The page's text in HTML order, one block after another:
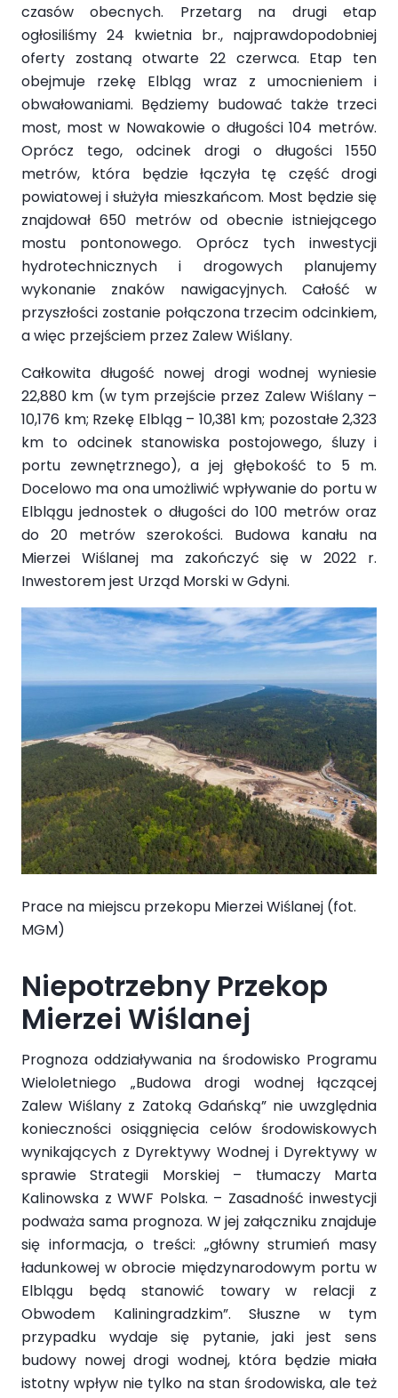
czasów obecnych. Przetarg na drugi etap
ogłosiliśmy 24 kwietnia br., najprawdopodobniej
oferty zostaną otwarte 22 czerwca. Etap ten
obejmuje rzekę Elbląg wraz z umocnieniem i
obwałowaniami. Będziemy budować także trzeci
most, most w Nowakowie o długości 104 metrów.
Oprócz tego, odcinek drogi o długości 1550
metrów, która będzie łączyła tę część drogi
powiatowej i służyła mieszkańcom. Most będzie się
znajdował 650 metrów od obecnie istniejącego
mostu pontonowego. Oprócz tych inwestycji
hydrotechnicznych i drogowych planujemy
wykonanie znaków nawigacyjnych. Całość w
przyszłości zostanie połączona trzecim odcinkiem,
a więc przejściem przez Zalew Wiślany.
Całkowita długość nowej drogi wodnej wyniesie
22,880 km (w tym przejście przez Zalew Wiślany –
10,176 km; Rzekę Elbląg – 10,381 km; pozostałe 2,323
km to odcinek stanowiska postojowego, śluzy i
portu zewnętrznego), a jej głębokość to 5 m.
Docelowo ma ona umożliwić wpływanie do portu w
Elblągu jednostek o długości do 100 metrów oraz
do 20 metrów szerokości. Budowa kanału na
Mierzei Wiślanej ma zakończyć się w 2022 r.
Inwestorem jest Urząd Morski w Gdyni.
Prace na miejscu przekopu Mierzei Wiślanej (fot.
MGM)
Niepotrzebny Przekop
Mierzei Wiślanej
Prognoza oddziaływania na środowisko Programu
Wieloletniego „Budowa drogi wodnej łączącej
Zalew Wiślany z Zatoką Gdańską” nie uwzględnia
konieczności osiągnięcia celów środowiskowych
wynikających z Dyrektywy Wodnej i Dyrektywy w
sprawie Strategii Morskiej – tłumaczy Marta
Kalinowska z WWF Polska. – Zasadność inwestycji
podważa sama prognoza. W jej załączniku znajduje
się informacja, o treści: „główny strumień masy
ładunkowej w obrocie międzynarodowym portu w
Elblągu będą stanowić towary w relacji z
Obwodem Kaliningradzkim”. Słuszne w tym
przypadku wydaje się pytanie, jaki jest sens
budowy nowej drogi wodnej, która będzie miała
istotny wpływ nie tylko na stan środowiska, ale też